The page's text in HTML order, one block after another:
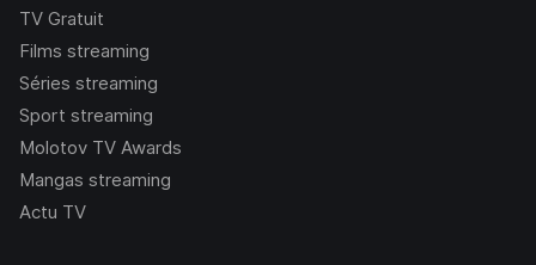
TV Gratuit
Films streaming
Séries streaming
Sport streaming
Molotov TV Awards
Mangas streaming
Actu TV